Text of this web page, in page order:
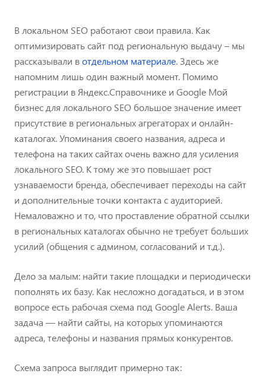
В локальном SEO работают свои правила. Как
оптимизировать сайт под региональную выдачу – мы
рассказывали вотдельном материале. Здесь же
напомним лишь один важный момент. Помимо
регистрации в Яндекс.Справочнике и Google Мой
бизнес для локального SEO большое значение имеет
присутствие в региональных агрегаторах и онлайн-
каталогах. Упоминания своего названия, адреса и
телефона на таких сайтах очень важно для усиления
локального SEO. К тому же это повышает рост
узнаваемости бренда, обеспечивает переходы на сайт
и дополнительные точки контакта с аудиторией.
Немаловажно и то, что проставление обратной ссылки
в региональных каталогах обычно не требует больших
усилий (общения с админом, согласований и т.д.).
Дело за малым: найти такие площадки и периодически
пополнять их базу. Как несложно догадаться, и в этом
вопросе есть рабочая схема под Google Alerts. Ваша
задача — найти сайты, на которых упоминаются
адреса, телефоны и названия прямых конкурентов.
Схема запроса выглядит примерно так: